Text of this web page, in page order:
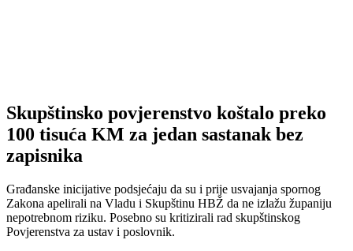
Skupštinsko povjerenstvo koštalo preko
100 tisuća KM za jedan sastanak bez
zapisnika
Građanske inicijative podsjećaju da su i prije usvajanja spornog
Zakona apelirali na Vladu i Skupštinu HBŽ da ne izlažu županiju
nepotrebnom riziku. Posebno su kritizirali rad skupštinskog
Povjerenstva za ustav i poslovnik.